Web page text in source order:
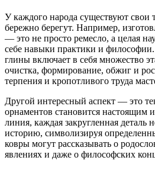
У каждого народа существуют свои
бережно берегут. Например,
— это не просто ремесло, а целая
себе навыки практики и
глины включает в себя множество
очистка, формирование, обжиг и
терпения и кропотливого труда
Другой интересный аспект — это
орнаментов становится настоящим
линия, каждая закругленная деталь
историю, символизируя
ковры могут рассказывать о
явлениях и даже о философских